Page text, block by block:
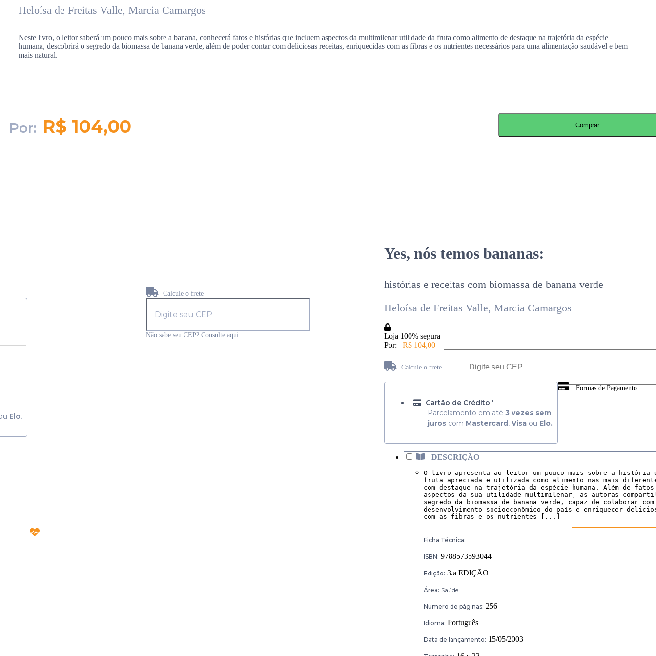
Heloísa de Freitas Valle, Marcia Camargos
Neste livro, o leitor saberá um pouco mais sobre a banana, conhecerá fatos e histórias que incluem aspectos da multimilenar utilidade da fruta como alimento de destaque na trajetória da espécie
humana, descobrirá o segredo da biomassa de banana verde, além de poder contar com deliciosas receitas, enriquecidas com as fibras e os nutrientes necessários para uma alimentação saudável e bem
mais natural.
Por: R$ 104,00 Comprar
Elo.
Calcule o frete
Não sabe seu CEP? Consulte aqui
Yes, nós temos bananas:
histórias e receitas com biomassa de banana verde
Heloísa de Freitas Valle, Marcia Camargos
Loja 100% segura
Por:
R$ 104,00
Calcule o frete
Formas de Pagamento
Cartão de Crédito '
Parcelamento em até 3 vezes sem
juros com Mastercard, Visa ou Elo.
DESCRIÇÃO
O livro apresenta ao leitor um pouco mais sobre a história
fruta apreciada e utilizada como alimento nas mais
com destaque na trajetória da espécie humana. Além de fatos
aspectos da sua utilidade multimilenar, as autoras
segredo da biomassa de banana verde, capaz de colaborar
desenvolvimento socioeconômico do país e enriquecer
com as fibras e os nutrientes [...]
Ficha Técnica:
ISBN: 9788573593044
Edição: 3.a EDIÇÃO
Área: Saúde
Número de páginas: 256
Idioma: Português
Data de lançamento: 15/05/2003